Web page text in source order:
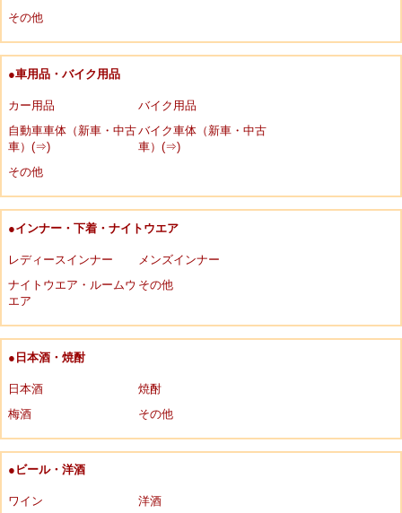
その他
●車用品・バイク用品
カー用品
バイク用品
自動車車体（新車・中古
車）(⇒)
バイク車体（新車・中古
車）(⇒)
その他
●インナー・下着・ナイトウエア
レディースインナー
メンズインナー
ナイトウエア・ルームウ
エア
その他
●日本酒・焼酎
日本酒
焼酎
梅酒
その他
●ビール・洋酒
ワイン
洋酒